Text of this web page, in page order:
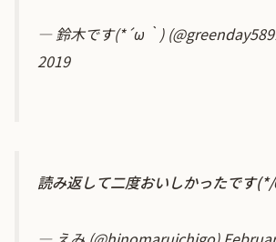
— 鈴木です(*´ω｀)
2019
読み返して二度おいしかったです